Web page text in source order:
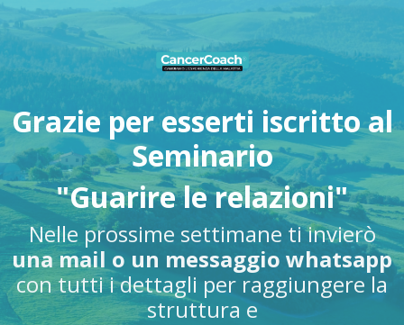
Grazie per esserti iscritto al
Seminario
"Guarire le relazioni"
Nelle prossime settimane ti invierò
una mail o un messaggio whatsapp
con tutti i dettagli per raggiungere la
struttura e